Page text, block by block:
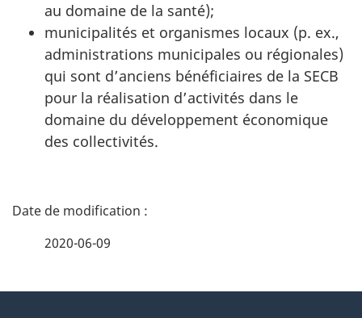
au domaine de la santé);
municipalités et organismes locaux (p. ex.,
administrations municipales ou régionales)
qui sont d’anciens bénéficiaires de la SECB
pour la réalisation d’activités dans le
domaine du développement économique
des collectivités.
D
2020-06-09